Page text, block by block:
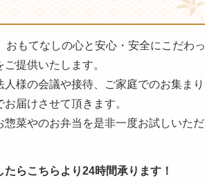
おもてなしの心と安心・安全にこだわっ
提供いたします。
様の会議や接待、ご家庭でのお集まり
届けさせて頂きます。
惣菜やのお弁当を是非一度お試しいただ
らこちらより24時間承ります！